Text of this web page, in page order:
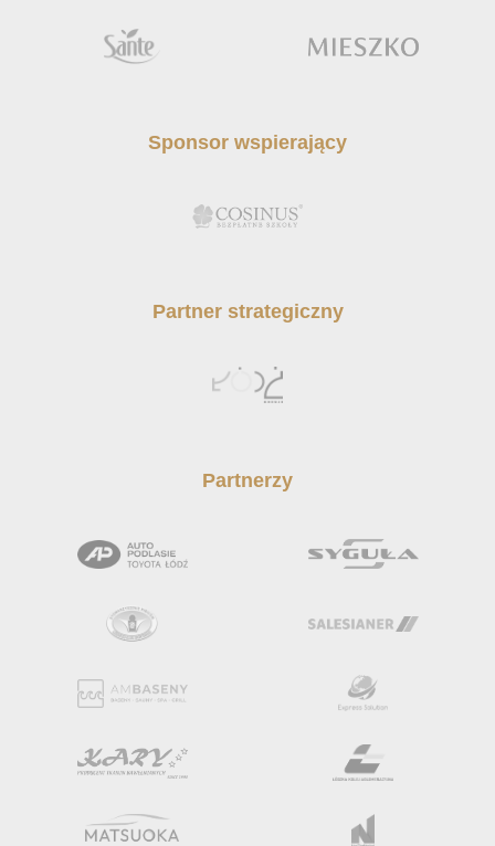
Sponsor wspierający
Partner strategiczny
Partnerzy